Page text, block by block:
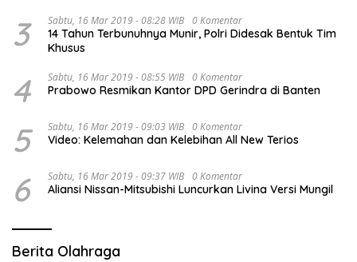
3 Sabtu, 16 Mar 2019 - 08:28 WIB 0 Komentar
14 Tahun Terbunuhnya Munir, Polri Didesak Bentuk Tim
Khusus
4 Sabtu, 16 Mar 2019 - 08:55 WIB 0 Komentar
Prabowo Resmikan Kantor DPD Gerindra di Banten
5 Sabtu, 16 Mar 2019 - 09:03 WIB 0 Komentar
Video: Kelemahan dan Kelebihan All New Terios
6 Sabtu, 16 Mar 2019 - 09:37 WIB 0 Komentar
Aliansi Nissan-Mitsubishi Luncurkan Livina Versi Mungil
Berita Olahraga